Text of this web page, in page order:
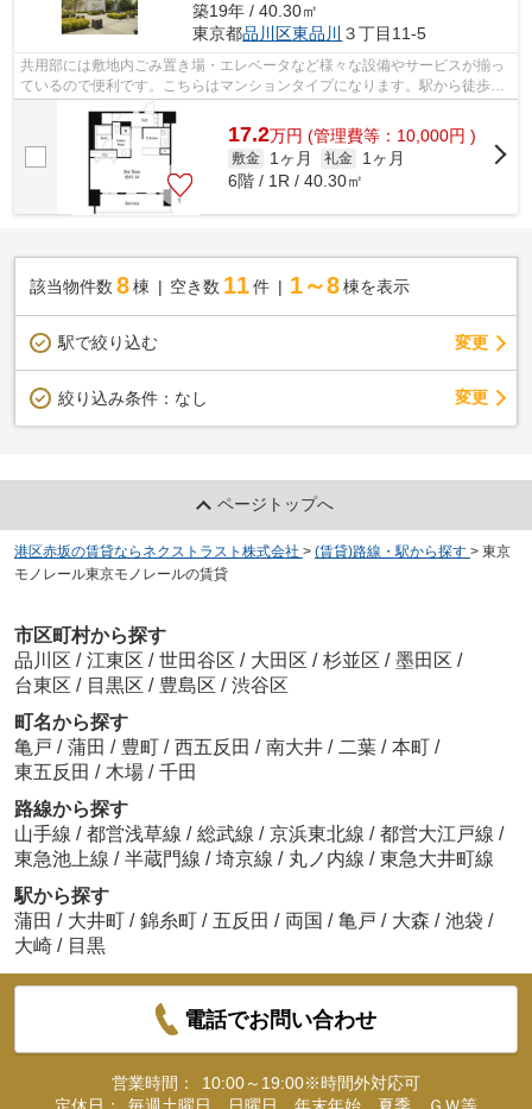
築19年 / 40.30㎡
東京都品川区東品川 ３丁目11-5
共用部には敷地内ごみ置き場・エレベータなど様々な設備やサービスが揃っ
ているので便利です。こちらはマンションタイプになります。駅から徒歩7
分に立地する物件です。天王洲アイル周...
17.2万円 (管理費等：10,000円 )
敷金 1ヶ月 礼金
1ヶ月
6階 / 1R / 40.30㎡
該当物件数 8棟 空き数 11 件 1～8 棟を表示
駅で絞り込む 変更
絞り込み条件： なし 変更
ページトップへ
港区赤坂の賃貸ならネクストラスト株式会社 > (賃貸)路線・駅から探す > 東京
モノレール東京モノレールの賃貸
市区町村から探す
品川区 / 江東区 / 世田谷区 / 大田区 / 杉並区 / 墨田区 /
台東区 / 目黒区 / 豊島区 / 渋谷区
町名から探す
亀戸 / 蒲田 / 豊町 / 西五反田 / 南大井 / 二葉 / 本町 /
東五反田 / 木場 / 千田
路線から探す
山手線 / 都営浅草線 / 総武線 / 京浜東北線 / 都営大江戸線 /
東急池上線 / 半蔵門線 / 埼京線 / 丸ノ内線 / 東急大井町線
駅から探す
蒲田 / 大井町 / 錦糸町 / 五反田 / 両国 / 亀戸 / 大森 / 池袋 /
大崎 / 目黒
電話でお問い合わせ
営業時間：
10:00～19:00※時間外対応可
定休日：
毎週土曜日、日曜日、年末年始、夏季、ＧＷ等